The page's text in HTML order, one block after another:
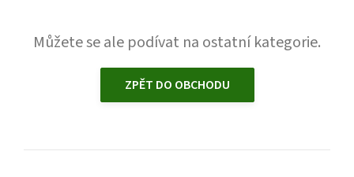
Můžete se ale podívat na ostatní kategorie.
ZPĚT DO OBCHODU